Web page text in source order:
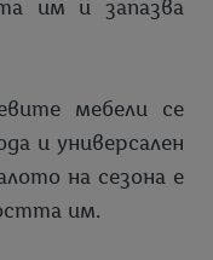
им и запазва
мебели се
и универсален
на сезона е
им.